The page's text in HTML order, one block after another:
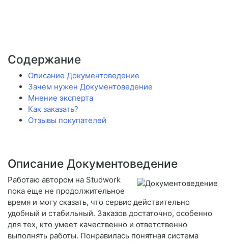
Содержание
Описание Документоведение
Зачем нужен Документоведение
Мнение эксперта
Как заказать?
Отзывы покупателей
Описание Документоведение
Работаю автором на Studwork
пока еще не продолжительное
время и могу сказать, что сервис действительно
удобный и стабильный. Заказов достаточно, особенно
для тех, кто умеет качественно и ответственно
выполнять работы. Понравилась понятная система